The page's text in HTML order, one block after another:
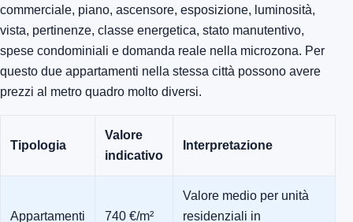
commerciale, piano, ascensore, esposizione, luminosità,
vista, pertinenze, classe energetica, stato manutentivo,
spese condominiali e domanda reale nella microzona. Per
questo due appartamenti nella stessa città possono avere
prezzi al metro quadro molto diversi.
Tipologia
Valore
indicativo
Interpretazione
Appartamenti 740 €/m²
Valore medio per unità
residenziali in